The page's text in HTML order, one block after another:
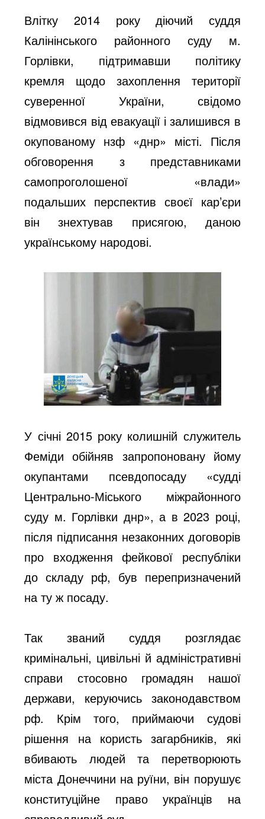
Влітку 2014 року діючий суддя
Калінінського районного суду м.
Горлівки, підтримавши політику
кремля щодо захоплення території
суверенної України, свідомо
відмовився від евакуації і залишився в
окупованому нзф «днр» місті. Після
обговорення з представниками
самопроголошеної «влади»
подальших перспектив своєї кар’єри
він знехтував присягою, даною
українському народові.
У січні 2015 року колишній служитель
Феміди обійняв запропоновану йому
окупантами псевдопосаду «судді
Центрально-Міського міжрайонного
суду м. Горлівки днр», а в 2023 році,
після підписання незаконних договорів
про входження фейкової республіки
до складу рф, був перепризначений
на ту ж посаду.
Так званий суддя розглядає
кримінальні, цивільні й адміністративні
справи стосовно громадян нашої
держави, керуючись законодавством
рф. Крім того, приймаючи судові
рішення на користь загарбників, які
вбивають людей та перетворюють
міста Донеччини на руїни, він порушує
конституційне право українців на